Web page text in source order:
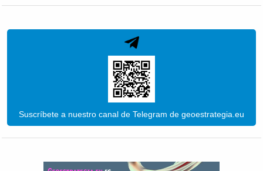
Suscríbete a nuestro canal de Telegram de geoestrategia.eu